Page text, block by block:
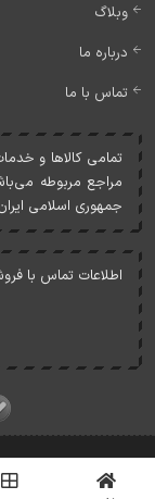
وبلاگ
درباره ما
تماس با ما
تمامی کالاها و
مراجع مربوطه
جمهوری اسلامی
اطلاعات تماس با